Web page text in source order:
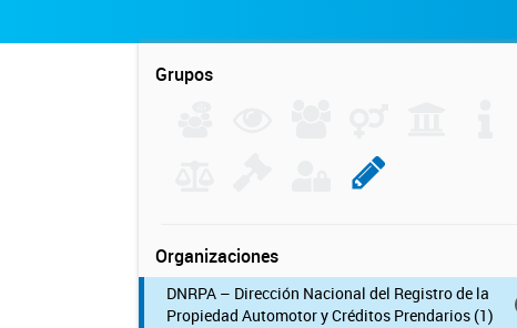
Grupos
Organizaciones
DNRPA – Dirección Nacional del Registro de la
Propiedad Automotor y Créditos Prendarios (1)